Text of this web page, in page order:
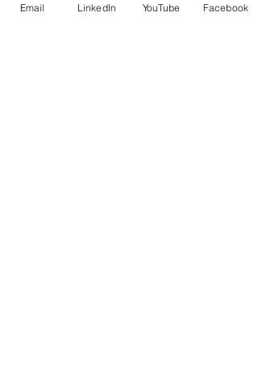
Email LinkedIn YouTube Facebook